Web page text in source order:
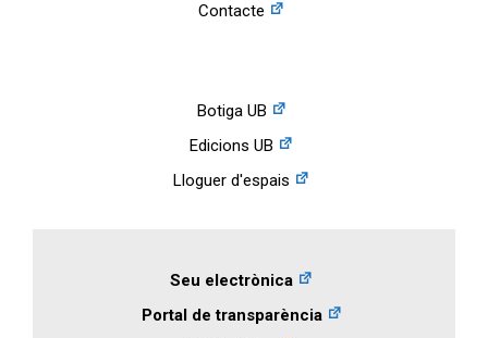
Contacte
Botiga UB
Edicions UB
Lloguer d'espais
Seu electrònica
Portal de transparència